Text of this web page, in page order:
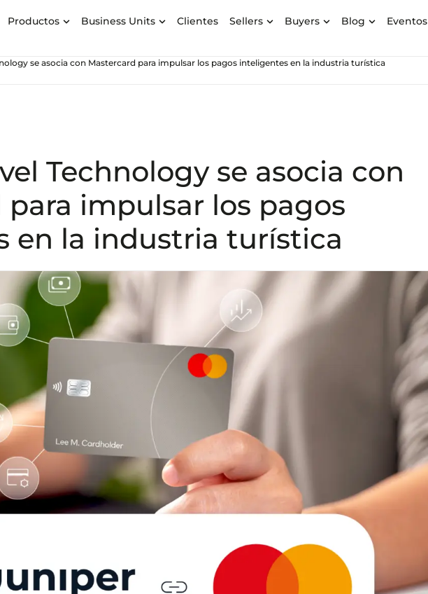
Productos Business Units Clientes Sellers Buyers Blog Eventos
se asocia con Mastercard para impulsar los pagos inteligentes en la industria turística
Technology se asocia con
para impulsar los pagos
en la industria turística